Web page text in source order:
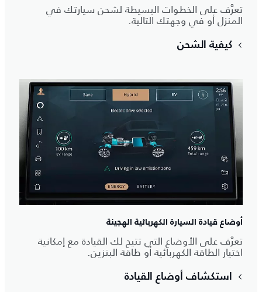
تعرَّف على الخطوات البسيطة لشحن سيارتك في
المنزل أو في وجهتك التالية.
كيفية الشحن
أوضاع قيادة السيارة الكهربائية الهجينة
تعرَّف على الأوضاع التي تتيح لك القيادة مع إمكانية
اختيار الطاقة الكهربائية أو طاقة البنزين.
استكشاف أوضاع القيادة